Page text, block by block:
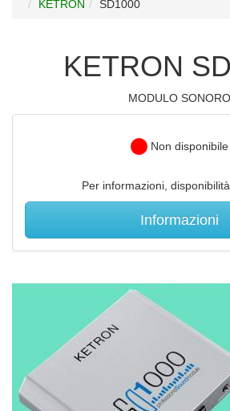
KETRON
SD1000
KETRON
MODULO SONORO
Non disponibile
Per informazioni,
Informazioni